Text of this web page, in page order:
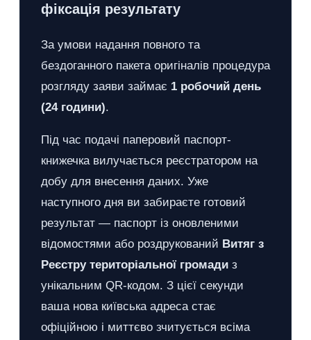
фіксація результату
За умови надання повного та
бездоганного пакета оригіналів процедура
розгляду заяви займає 1 робочий день
(24 години).
Під час подачі паперовий паспорт-
книжечка вилучається реєстратором на
добу для внесення даних. Уже
наступного дня ви забираєте готовий
результат — паспорт із оновленими
відомостями або роздрукований Витяг з
Реєстру територіальної громади з
унікальним QR-кодом. З цієї секунди
ваша нова київська адреса стає
офіційною і миттєво зчитується всіма